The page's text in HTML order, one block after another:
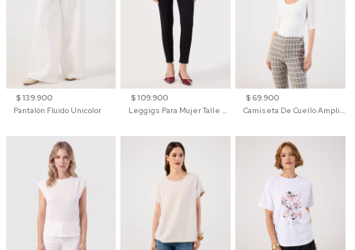
$ 139.900
Pantalón Fluido Unicolor
$ 109.900
Leggigs Para Mujer Talle Alto Liso
$ 69.900
Camiseta De Cuello Amplio Y Manga 3/4 Para Mujer